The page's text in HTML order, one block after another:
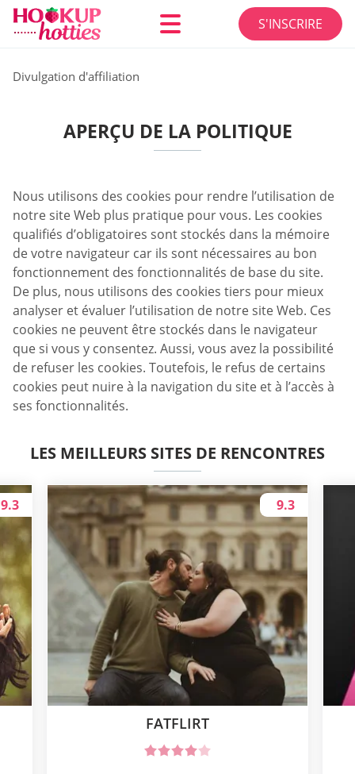
S'INSCRIRE
Divulgation d'affiliation
APERÇU DE LA POLITIQUE
Nous utilisons des cookies pour rendre l’utilisation de
notre site Web plus pratique pour vous. Les cookies
qualifiés d’obligatoires sont stockés dans la mémoire
de votre navigateur car ils sont nécessaires au bon
fonctionnement des fonctionnalités de base du site.
De plus, nous utilisons des cookies tiers pour mieux
analyser et évaluer l’utilisation de notre site Web. Ces
cookies ne peuvent être stockés dans le navigateur
que si vous y consentez. Aussi, vous avez la possibilité
de refuser les cookies. Toutefois, le refus de certains
cookies peut nuire à la navigation du site et à l’accès à
ses fonctionnalités.
LES MEILLEURS SITES DE RENCONTRES
9.3
FATFLIRT
9.3